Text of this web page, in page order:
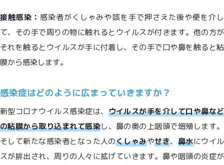
接触感染： 感染者がくしゃみや咳を手で押さえた後や便を介し
て、その手で周りの物に触れるとウイルスが付きます。他の方が
それを触るとウイルスが手に付着し、その手で口や鼻を触ると粘
膜から感染します。
感染症はどのように広まっていきますか？
新型コロナウイルス感染症は、 ウイルスが手を介して口や鼻など
の粘膜から取り込まれて感染し、鼻の奥の上咽頭で増殖します。
そして新たな感染者となった人のくしゃみやせき、 鼻水にウイル
スが排出され、周りの人々に拡げていきます。鼻や咽頭の炎症が